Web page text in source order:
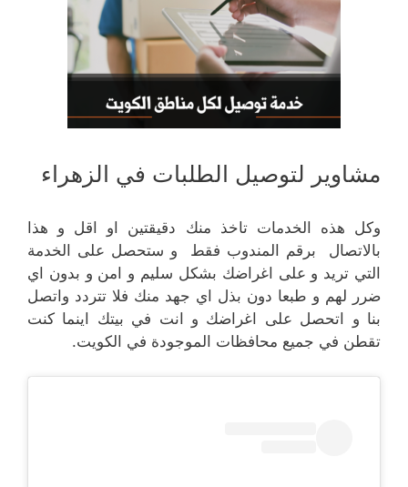
مشاوير لتوصيل الطلبات في الزهراء
وكل هذه الخدمات تاخذ منك دقيقتين او اقل و هذا
بالاتصال برقم المندوب فقط و ستحصل على الخدمة
التي تريد و على اغراضك بشكل سليم و امن و بدون اي
ضرر لهم و طبعا دون بذل اي جهد منك فلا تتردد واتصل
بنا و اتحصل على اغراضك و انت في بيتك اينما كنت
تقطن في جميع محافظات الموجودة في الكويت.